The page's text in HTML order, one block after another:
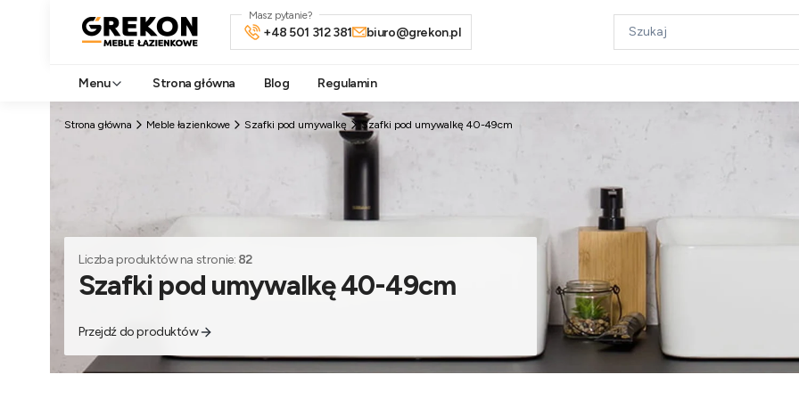
Masz pytanie?
+48 501 312 381 biuro@grekon.pl
Menu Strona główna Blog Regulamin
Strona główna Meble łazienkowe Szafki pod umywalkę Szafki pod umywalkę 40-49cm
Liczba produktów na stronie: 82
Szafki pod umywalkę 40-49cm
Przejdź do produktów